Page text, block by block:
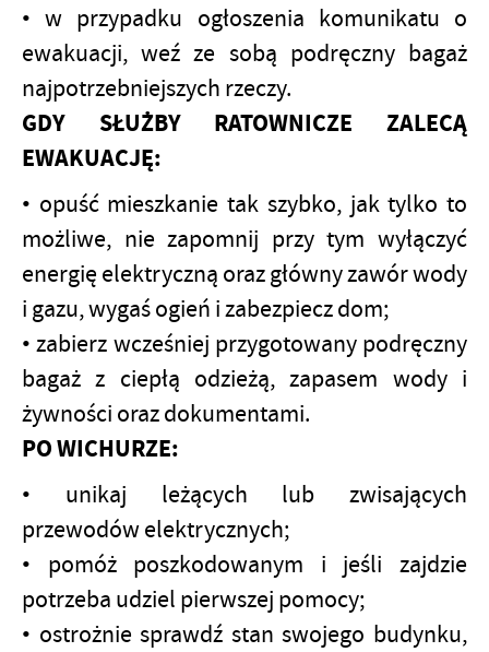
• w przypadku ogłoszenia komunikatu o
ewakuacji, weź ze sobą podręczny bagaż
najpotrzebniejszych rzeczy.
GDY SŁUŻBY RATOWNICZE ZALECĄ
EWAKUACJĘ:
• opuść mieszkanie tak szybko, jak tylko to
możliwe, nie zapomnij przy tym wyłączyć
energię elektryczną oraz główny zawór wody
i gazu, wygaś ogień i zabezpiecz dom;
• zabierz wcześniej przygotowany podręczny
bagaż z ciepłą odzieżą, zapasem wody i
żywności oraz dokumentami.
PO WICHURZE:
• unikaj leżących lub zwisających
przewodów elektrycznych;
• pomóż poszkodowanym i jeśli zajdzie
potrzeba udziel pierwszej pomocy;
• ostrożnie sprawdź stan swojego budynku,